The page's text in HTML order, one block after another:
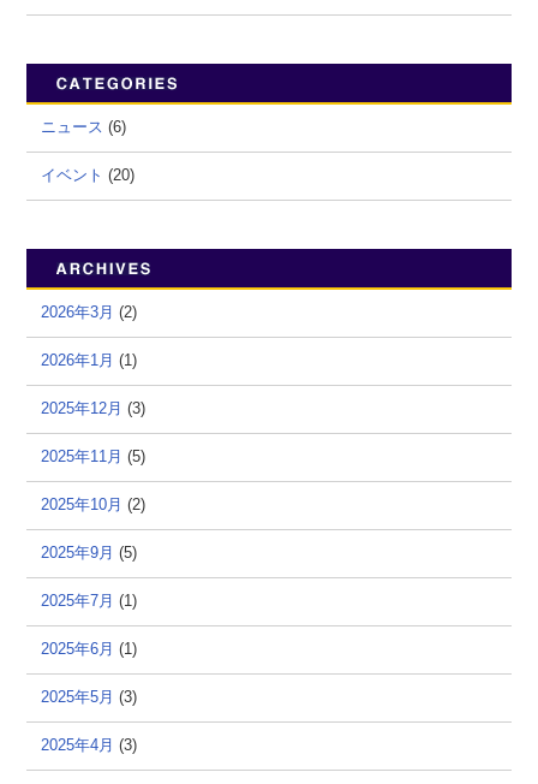
ニュース (6)
イベント (20)
2026年3月 (2)
2026年1月 (1)
2025年12月 (3)
2025年11月 (5)
2025年10月 (2)
2025年9月 (5)
2025年7月 (1)
2025年6月 (1)
2025年5月 (3)
2025年4月 (3)